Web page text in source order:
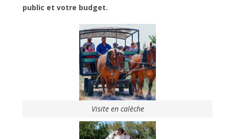
public et votre budget.
Visite en calèche